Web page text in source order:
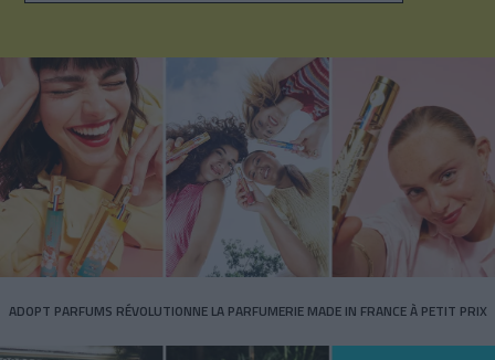
ADOPT PARFUMS RÉVOLUTIONNE LA PARFUMERIE MADE IN FRANCE À PETIT PRIX